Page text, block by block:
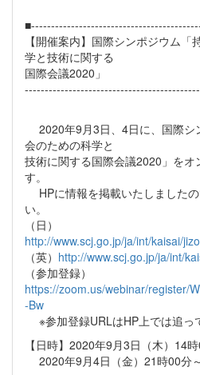
【開催案内】国際シンポジウム
学と技術に関する
国際会議2020」
2020年9月3日、4日に、国際シ
会のための科学と
技術に関する国際会議2020」をオ
す。
HPに情報を掲載いたしました
い。
（日）
http://www.scj.go.jp/ja/int/kaisai/
（英） http://www.scj.go.jp/ja/int/
（参加登録）
https://zoom.us/webinar/register/
-Bw
※参加登録URLはHP上では追っ
【日時】2020年9月3日（木）14
2020年9月4日（金）21時00分